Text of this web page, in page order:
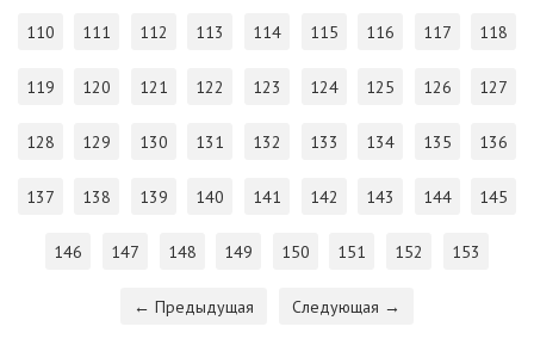
110 111 112 113 114 115 116 117 118
119 120 121 122 123 124 125 126 127
128 129 130 131 132 133 134 135 136
137 138 139 140 141 142 143 144 145
146 147 148 149 150 151 152 153
← Предыдущая Следующая →